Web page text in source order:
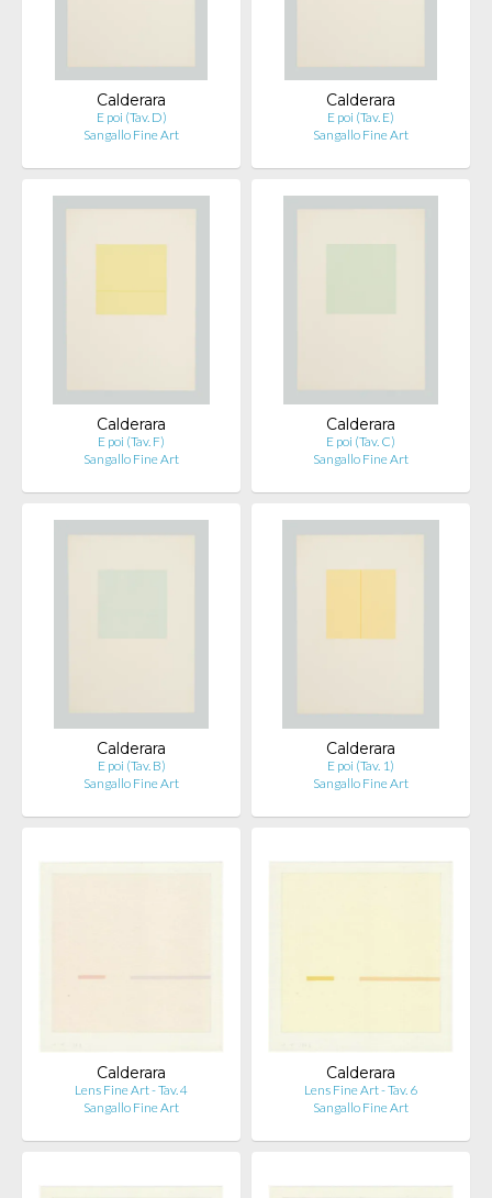
Calderara
E poi (Tav. D)
Sangallo Fine Art
Calderara
E poi (Tav. E)
Sangallo Fine Art
Calderara
E poi (Tav. F)
Sangallo Fine Art
Calderara
E poi (Tav. C)
Sangallo Fine Art
Calderara
E poi (Tav. B)
Sangallo Fine Art
Calderara
E poi (Tav. 1)
Sangallo Fine Art
Calderara
Lens Fine Art - Tav. 4
Sangallo Fine Art
Calderara
Lens Fine Art - Tav. 6
Sangallo Fine Art